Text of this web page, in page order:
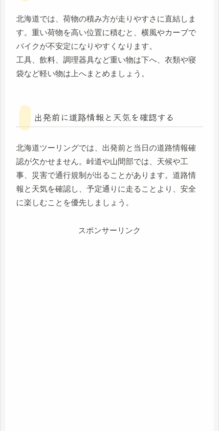
北海道では、荷物の積み方が走りやすさに直結しま
す。重い荷物を高い位置に積むと、横風やカーブで
バイクが不安定になりやすくなります。
工具、飲料、調理器具など重い物は下へ、衣類や寝
袋など軽い物は上へまとめましょう。
出発前に道路情報と天気を確認する
北海道ツーリングでは、出発前と当日の道路情報確
認が欠かせません。峠道や山間部では、天候や工
事、災害で通行規制が出ることがあります。道路情
報と天気を確認し、予定通りに走ることより、安全
に楽しむことを優先しましょう。
スポンサーリンク